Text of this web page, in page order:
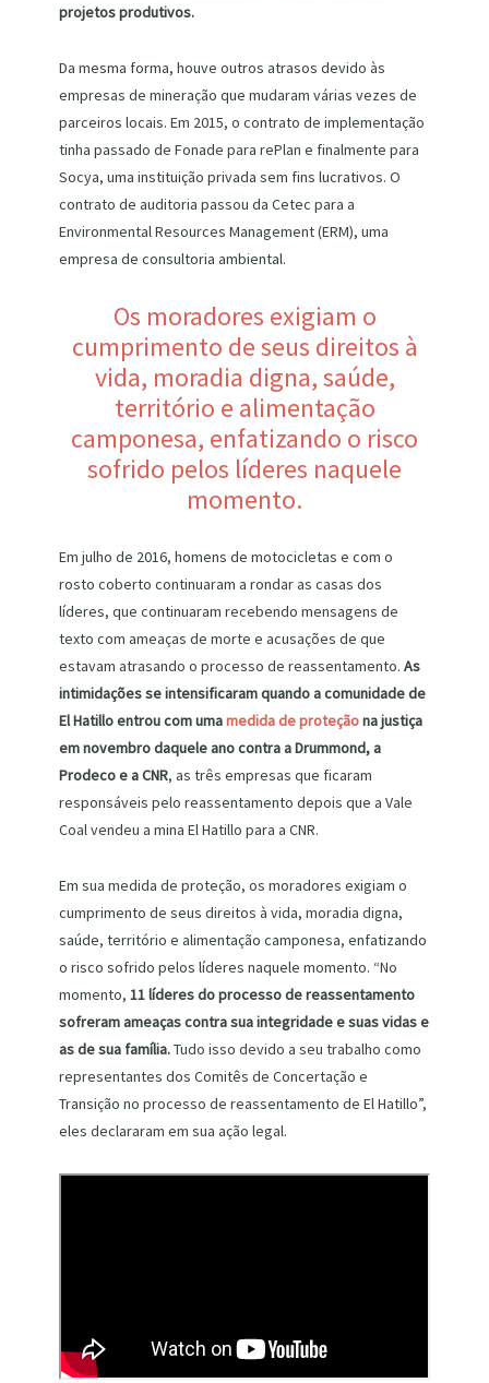
projetos produtivos.
Da mesma forma, houve outros atrasos devido às
empresas de mineração que mudaram várias vezes de
parceiros locais. Em 2015, o contrato de implementação
tinha passado de Fonade para rePlan e finalmente para
Socya, uma instituição privada sem fins lucrativos. O
contrato de auditoria passou da Cetec para a
Environmental Resources Management (ERM), uma
empresa de consultoria ambiental.
Os moradores exigiam o
cumprimento de seus direitos à
vida, moradia digna, saúde,
território e alimentação
camponesa, enfatizando o risco
sofrido pelos líderes naquele
momento.
Em julho de 2016, homens de motocicletas e com o
rosto coberto continuaram a rondar as casas dos
líderes, que continuaram recebendo mensagens de
texto com ameaças de morte e acusações de que
estavam atrasando o processo de reassentamento. As
intimidações se intensificaram quando a comunidade de
El Hatillo entrou com umamedida de proteçãona justiça
em novembro daquele ano contra a Drummond, a
Prodeco e a CNR, as três empresas que ficaram
responsáveis pelo reassentamento depois que a Vale
Coal vendeu a mina El Hatillo para a CNR.
Em sua medida de proteção, os moradores exigiam o
cumprimento de seus direitos à vida, moradia digna,
saúde, território e alimentação camponesa, enfatizando
o risco sofrido pelos líderes naquele momento. “No
momento, 11 líderes do processo de reassentamento
sofreram ameaças contra sua integridade e suas vidas e
as de sua família.Tudo isso devido a seu trabalho como
representantes dos Comitês de Concertação e
Transição no processo de reassentamento de El Hatillo”,
eles declararam em sua ação legal.